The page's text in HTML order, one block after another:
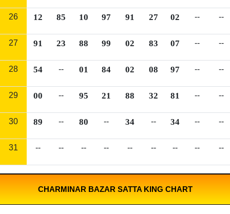
26 12 85 10 97 91 27 02 -- --
27 91 23 88 99 02 83 07 -- --
28 54 -- 01 84 02 08 97 -- --
29 00 -- 95 21 88 32 81 -- --
30 89 -- 80 -- 34 -- 34 -- --
31 -- -- -- -- -- -- -- -- --
CHARMINAR BAZAR SATTA KING CHART